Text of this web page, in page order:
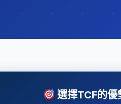
選擇TCF的優